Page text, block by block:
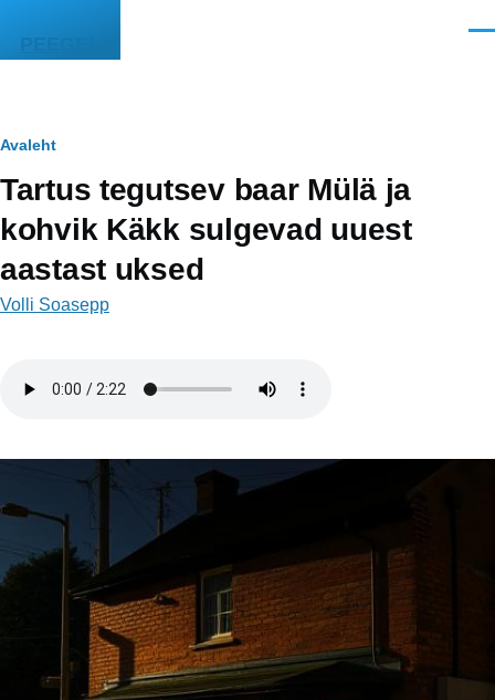
PEEGEL
Leivapuru
Avaleht
Tartus tegutsev baar Mülä ja
kohvik Käkk sulgevad uuest
aastast uksed
Volli Soasepp